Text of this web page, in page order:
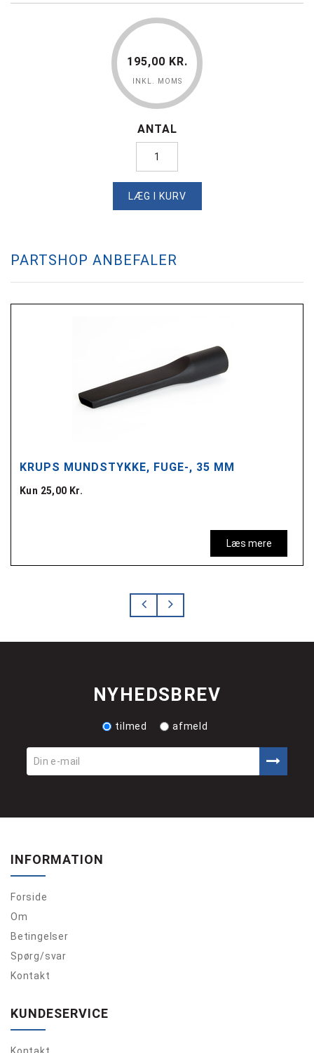
195,00 KR.
INKL. MOMS
ANTAL
LÆG I KURV
PARTSHOP ANBEFALER
KRUPS MUNDSTYKKE, FUGE-, 35 MM
Kun 25,00 Kr.
Læs mere
NYHEDSBREV
tilmed afmeld
INFORMATION
Forside
Om
Betingelser
Spørg/svar
Kontakt
KUNDESERVICE
Kontakt